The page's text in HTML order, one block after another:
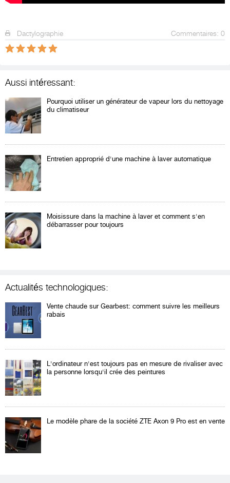
Dactylographie Commentaires: 0
Aussi intéressant:
Pourquoi utiliser un générateur de vapeur lors du nettoyage
du climatiseur
Entretien approprié d'une machine à laver automatique
Moisissure dans la machine à laver et comment s'en
débarrasser pour toujours
Actualités technologiques:
Vente chaude sur Gearbest: comment suivre les meilleurs
rabais
L'ordinateur n'est toujours pas en mesure de rivaliser avec
la personne lorsqu'il crée des peintures
Le modèle phare de la société ZTE Axon 9 Pro est en vente